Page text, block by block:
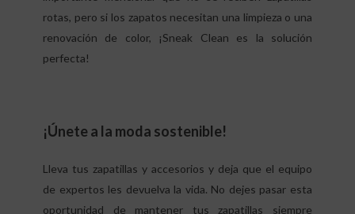
rotas, pero si los zapatos necesitan una limpieza o una
renovación de color, ¡Sneak Clean es la solución
perfecta!
¡Únete a la moda sostenible!
Lleva tus zapatillas y accesorios y deja que el equipo
de expertos les devuelva la vida. No dejes pasar esta
oportunidad de mantener tus zapatillas siempre